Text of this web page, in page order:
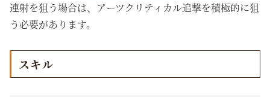
連射を狙う場合は、アーツクリティカル追撃を積極的に狙
う必要があります。
スキル